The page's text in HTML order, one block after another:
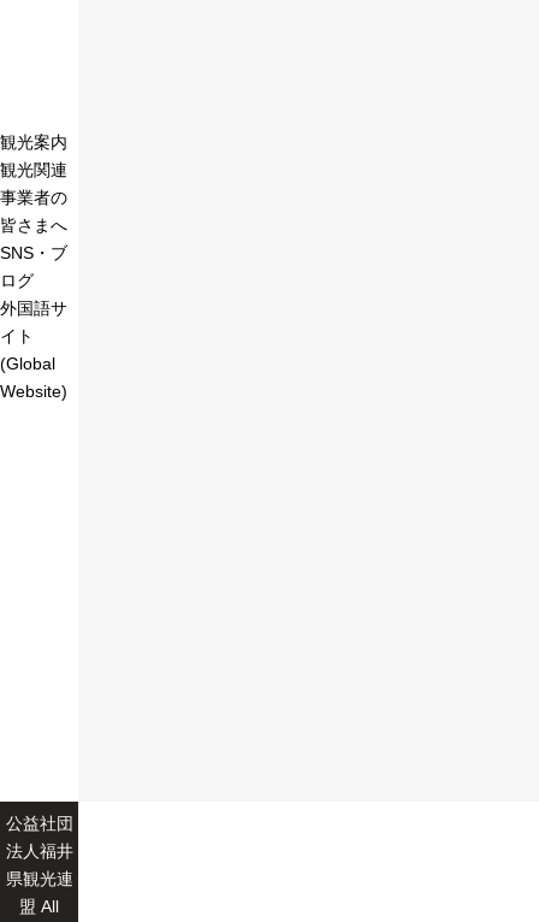
観光案内
観光関連
事業者の
皆さまへ
SNS・ブ
ログ
外国語サ
イト
(Global
Website)
公益社団
法人福井
県観光連
盟 All